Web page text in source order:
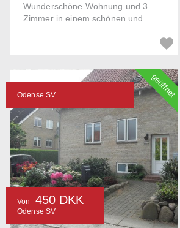
Wunderschöne Wohnung und 3
Zimmer in einem schönen und...
Odense SV
Von 450 DKK
Odense SV
geöffnet